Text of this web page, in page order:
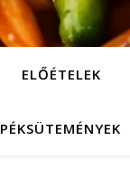
ELŐÉTELEK
PÉKSÜTEMÉNYEK